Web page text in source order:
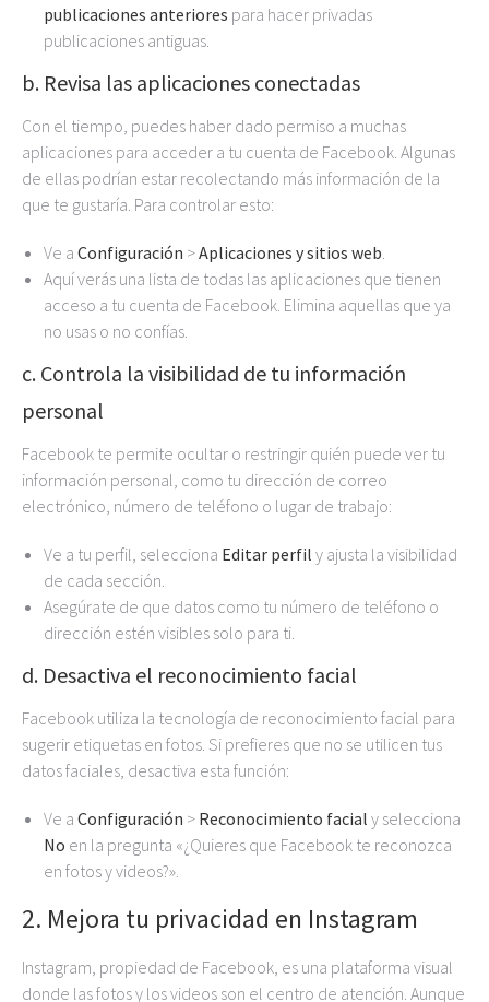
publicaciones anteriores para hacer privadas
publicaciones antiguas.
b. Revisa las aplicaciones conectadas
Con el tiempo, puedes haber dado permiso a muchas
aplicaciones para acceder a tu cuenta de Facebook. Algunas
de ellas podrían estar recolectando más información de la
que te gustaría. Para controlar esto:
Ve a Configuración >Aplicaciones y sitios web.
Aquí verás una lista de todas las aplicaciones que tienen
acceso a tu cuenta de Facebook. Elimina aquellas que ya
no usas o no confías.
c. Controla la visibilidad de tu información
personal
Facebook te permite ocultar o restringir quién puede ver tu
información personal, como tu dirección de correo
electrónico, número de teléfono o lugar de trabajo:
Ve a tu perfil, selecciona Editar perfil y ajusta la visibilidad
de cada sección.
Asegúrate de que datos como tu número de teléfono o
dirección estén visibles solo para ti.
d. Desactiva el reconocimiento facial
Facebook utiliza la tecnología de reconocimiento facial para
sugerir etiquetas en fotos. Si prefieres que no se utilicen tus
datos faciales, desactiva esta función:
Ve a Configuración > Reconocimiento facial y selecciona
No en la pregunta «¿Quieres que Facebook te reconozca
en fotos y videos?».
2. Mejora tu privacidad en Instagram
Instagram, propiedad de Facebook, es una plataforma visual
donde las fotos y los videos son el centro de atención. Aunque